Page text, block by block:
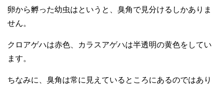
卵から孵った幼虫はというと、臭角で見分けるしかありま
せん。
クロアゲハは赤色、カラスアゲハは半透明の黄色をしてい
ます。
ちなみに、臭角は常に見えているところにあるのではあり